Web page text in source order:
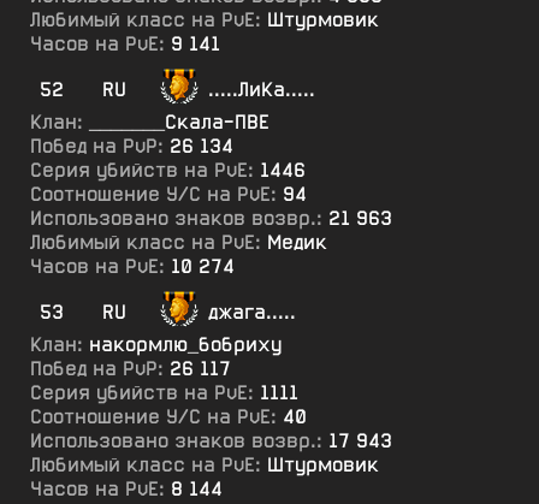
Любимый класс на PvE: Штурмовик
Часов на PvE: 9 141
52
RU
.....ЛиКа.....
Клан:
_______Скала-ПВЕ
Побед на PvP: 26 134
Серия убийств на PvE: 1446
Соотношение У/С на PvE: 94
Использовано знаков возвр.: 21 963
Любимый класс на PvE: Медик
Часов на PvE: 10 274
53
RU
джага.....
Клан: накормлю_бобриху
Побед на PvP: 26 117
Серия убийств на PvE: 1111
Соотношение У/С на PvE: 40
Использовано знаков возвр.: 17 943
Любимый класс на PvE: Штурмовик
Часов на PvE: 8 144